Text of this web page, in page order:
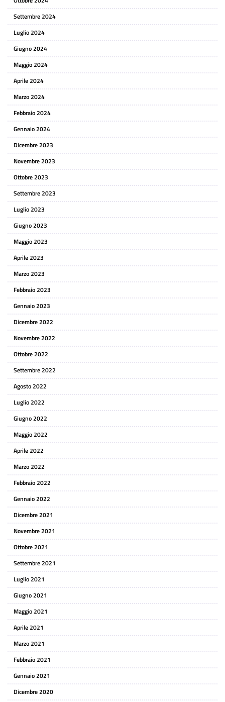
Settembre 2024
Luglio 2024
Giugno 2024
Maggio 2024
Aprile 2024
Marzo 2024
Febbraio 2024
Gennaio 2024
Dicembre 2023
Novembre 2023
Ottobre 2023
Settembre 2023
Luglio 2023
Giugno 2023
Maggio 2023
Aprile 2023
Marzo 2023
Febbraio 2023
Gennaio 2023
Dicembre 2022
Novembre 2022
Ottobre 2022
Settembre 2022
Agosto 2022
Luglio 2022
Giugno 2022
Maggio 2022
Aprile 2022
Marzo 2022
Febbraio 2022
Gennaio 2022
Dicembre 2021
Novembre 2021
Ottobre 2021
Settembre 2021
Luglio 2021
Giugno 2021
Maggio 2021
Aprile 2021
Marzo 2021
Febbraio 2021
Gennaio 2021
Dicembre 2020